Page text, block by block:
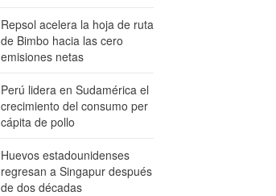
Repsol acelera la hoja de ruta
de Bimbo hacia las cero
emisiones netas
Perú lidera en Sudamérica el
crecimiento del consumo per
cápita de pollo
Huevos estadounidenses
regresan a Singapur después
de dos décadas